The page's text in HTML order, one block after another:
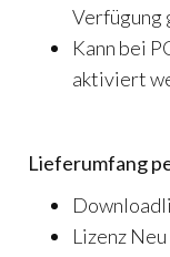
Kann bei
aktiviert
Lieferumfang
Lizenz Neu